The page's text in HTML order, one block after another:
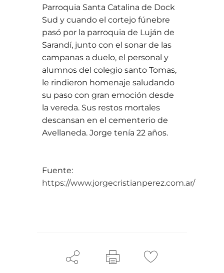
Parroquia Santa Catalina de Dock
Sud y cuando el cortejo fúnebre
pasó por la parroquia de Luján de
Sarandí, junto con el sonar de las
campanas a duelo, el personal y
alumnos del colegio santo Tomas,
le rindieron homenaje saludando
su paso con gran emoción desde
la vereda. Sus restos mortales
descansan en el cementerio de
Avellaneda. Jorge tenía 22 años.
Fuente:
https://www.jorgecristianperez.com.ar/